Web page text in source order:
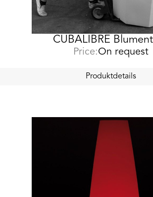
CUBALIBRE
Price:On request
Produktdetails